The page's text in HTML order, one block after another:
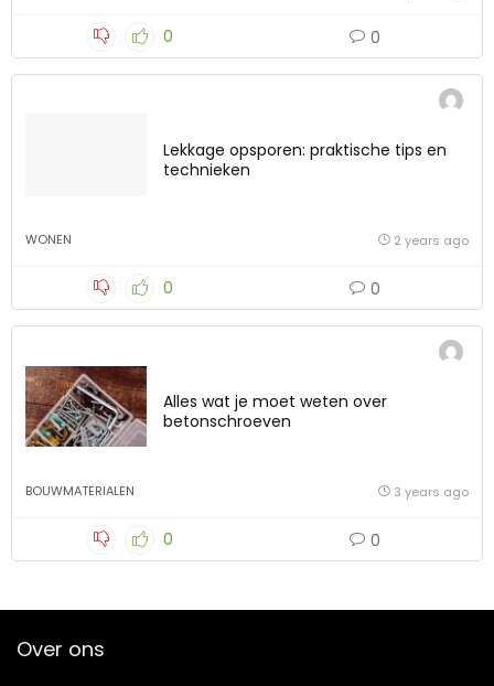
0 0
Lekkage opsporen: praktische tips en
technieken
WONEN 2 years ago
0 0
Alles wat je moet weten over
betonschroeven
BOUWMATERIALEN 3 years ago
0 0
Over ons